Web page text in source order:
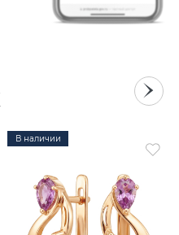
В наличии